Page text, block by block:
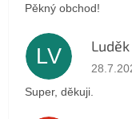
Pěkný obchod!
LV
Super, děkuji.